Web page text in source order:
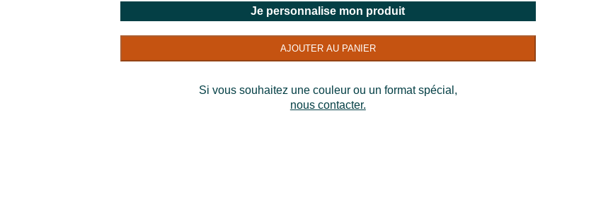
Je personnalise mon produit
AJOUTER AU PANIER
Si vous souhaitez une couleur ou un format spécial,
nous contacter.